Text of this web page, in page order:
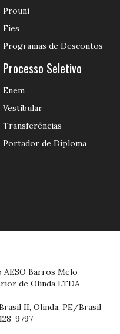
Prouni
Fies
Programas de Descontos
Processo Seletivo
Enem
Vestibular
Transferências
Portador de Diploma
Barros Melo
de Olinda LTDA
II, Olinda, PE/Brasil
9797